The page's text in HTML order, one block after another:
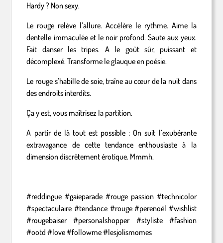
Hardy ? Non sexy.
Le rouge relève l’allure. Accélère le rythme. Aime la
dentelle immaculée et le noir profond. Saute aux yeux.
Fait danser les tripes. A le goût sûr, puissant et
décomplexé. Transforme le glauque en poésie.
Le rouge s’habille de soie, traîne au cœur de la nuit dans
des endroits interdits.
Ça y est, vous maîtrisez la partition.
A partir de là tout est possible : On suit l’exubérante
extravagance de cette tendance enthousiaste à la
dimension discrètement érotique. Mmmh.
#reddingue #gaieparade #rouge passion #technicolor
#spectaculaire #tendance #rouge #perenoël #wishlist
#rougebaiser #personalshopper #styliste #fashion
#ootd #love #followme #lesjolismomes